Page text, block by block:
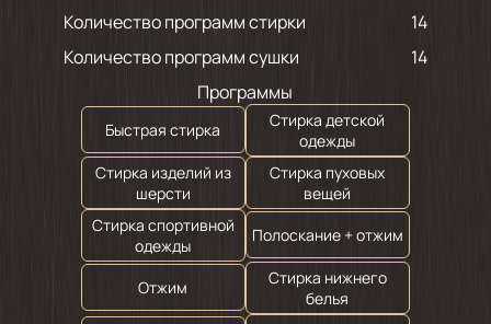
Количество программ стирки
14
Количество программ сушки
14
Программы
Быстрая стирка
Стирка детской
одежды
Стирка изделий из
шерсти
Стирка пуховых
вещей
Стирка спортивной
одежды
Полоскание + отжим
Отжим
Стирка нижнего
белья